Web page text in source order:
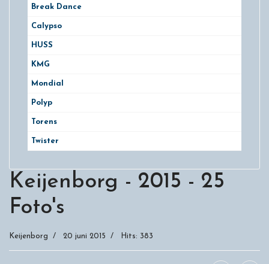
Break Dance
Calypso
HUSS
KMG
Mondial
Polyp
Torens
Twister
Keijenborg - 2015 - 25
Foto's
Keijenborg 20 juni 2015 Hits: 383